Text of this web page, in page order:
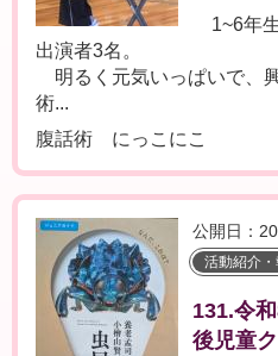
1~6年生
出演者3名。
明るく元気いっぱいで、
術...
腹話術 にっこにこ
公開日：
活動紹介
131.令
後児童